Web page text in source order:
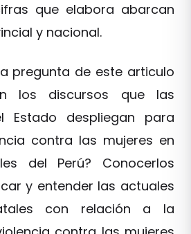
que elabora abarcan
y nacional.
pregunta de este articulo
los discursos que las
Estado despliegan para
contra las mujeres en
del Perú? Conocerlos
y entender las actuales
con relación a la